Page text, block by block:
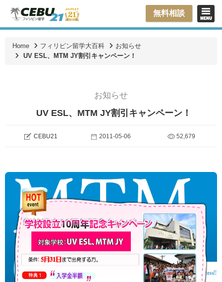
無料相談
Home フィリピン留学大百科
お知らせ
UV ESL、MTM JY割引キャンペーン！
お知らせ
UV ESL、MTM JY割引キャンペーン！
CEBU21 2011-05-06 52,679